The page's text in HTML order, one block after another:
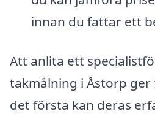
innan du fattar ett
Att anlita ett
takmålning i Åstorp
det första kan deras